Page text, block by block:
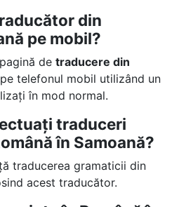
din
pe mobil?
de traducere din
telefonul mobil utilizând un
în mod normal.
traduceri
în Samoană?
traducerea gramaticii din
acest traducător.